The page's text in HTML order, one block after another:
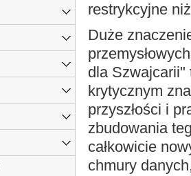
restrykcyjne
Duże
dla Szwajcarii"
krytycznym
przyszłości i
zbudowania
całkowicie
chmury